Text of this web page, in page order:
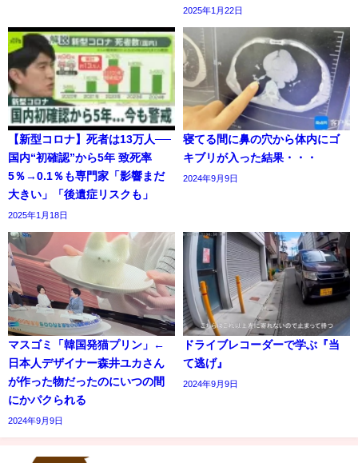
2025年1月22日
【新型コロナ】死者は13万人──
国内“初確認”から5年 致死率
5％→0.1％も専門家「影響まだ
大きい」「後遺症リスクも」
2025年1月18日
寝てる間に鼻の穴から体内にゴ
キブリが入った結果・・・
2024年9月9日
マスゴミ「韓国発猫プリン」←
日本人デザイナー森井ユカさん
が作った物だったのにいつの間
にかパクられる
2024年9月9日
ドライブレコーダーで学ぶ『当
て逃げ』
2024年9月9日